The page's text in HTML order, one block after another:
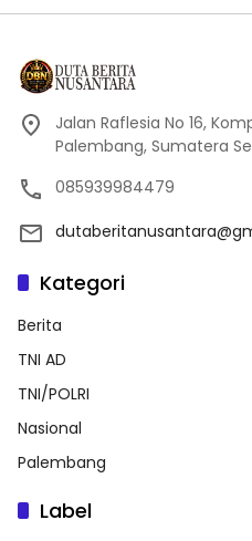
Jalan Raflesia No 16,
Palembang, Sumatera
085939984479
Kategori
Berita
TNI AD
TNI/POLRI
Nasional
Palembang
Label